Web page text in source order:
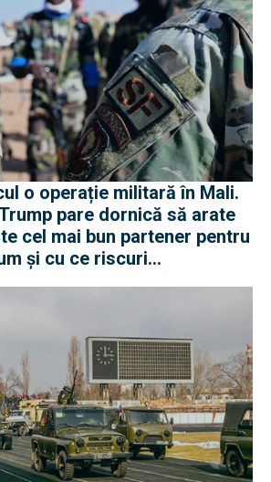
o operație militară în Mali.
pare dornică să arate
cel mai bun partener pentru
și cu ce riscuri